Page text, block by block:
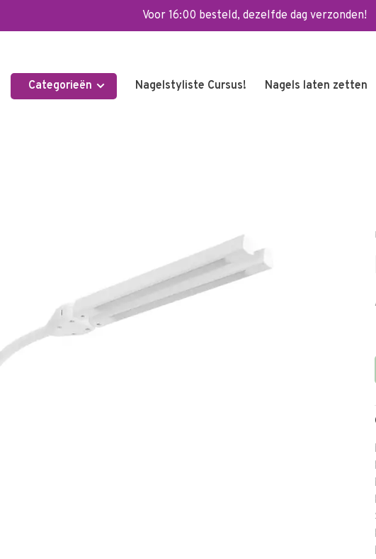
Voor 16:00 besteld, dezelfde dag verzonden!
Categorieën Nagelstyliste Cursus! Nagels laten zetten